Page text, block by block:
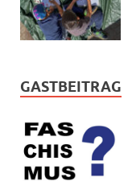
GASTBEITRAG